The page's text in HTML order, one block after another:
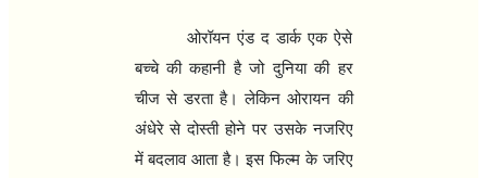
ओरॉयन एंड द डार्क एक ऐसे
बच्‍चे की कहानी है जो दुनिया की हर
चीज से डरता है। लेकिन ओरायन की
अंधेरे से दोस्‍ती होने पर उसके नजरिए
में बदलाव आता है। इस फिल्‍म के जरिए